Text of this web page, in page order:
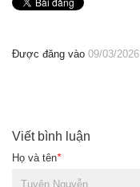
Được đăng vào 09/03/2026
Viết bình luận
Họ và tên*